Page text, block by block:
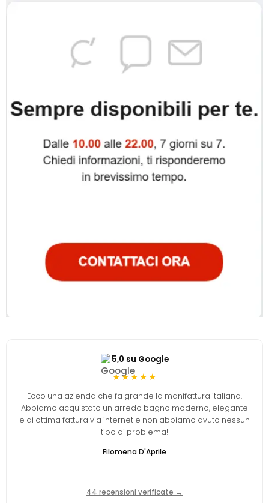
5,0 su Google
★★★★★
Ecco una azienda che fa grande la manifattura italiana.
Abbiamo acquistato un arredo bagno moderno, elegante
e di ottima fattura via internet e non abbiamo avuto nessun
tipo di problema!
Filomena D'Aprile
44 recensioni verificate →